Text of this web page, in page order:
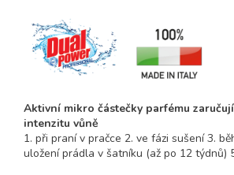
Aktivní mikro částečky parfému
intenzitu vůně
1. při praní v pračce 2. ve fázi sušení 3.
uložení prádla v šatníku (až po 12 týdnů)